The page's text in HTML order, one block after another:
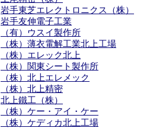
岩手東芝エレクトロニクス（株）
岩手友伸電子工業
（有）ウスイ製作所
（株）薄衣電解工業北上工場
（株）エレック北上
（株）関東シート製作所
（株）北上エレメック
（株）北上精密
北上鐵工（株）
（株）ケー・アイ・ケー
（株）ケディカ北上工場